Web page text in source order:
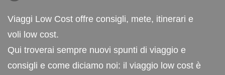
Viaggi Low Cost offre consigli, mete, itinerari e
voli low cost.
Qui troverai sempre nuovi spunti di viaggio e
consigli e come diciamo noi: il viaggio low cost è